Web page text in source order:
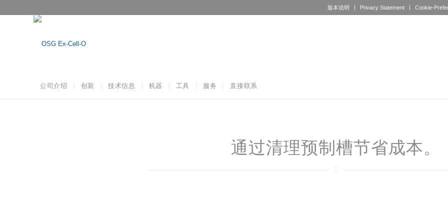
版本说明 Privacy Statement Cookie-
公司介绍 创新 技术信息 机器 工具 服务 直接联系
通过清理预制槽节省成本。